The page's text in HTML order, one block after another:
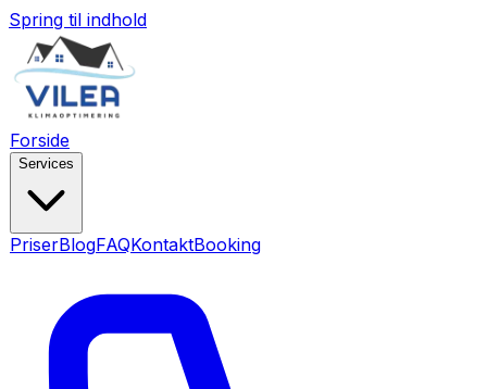
Spring til indhold
Forside
Services
PriserBlogFAQKontaktBooking